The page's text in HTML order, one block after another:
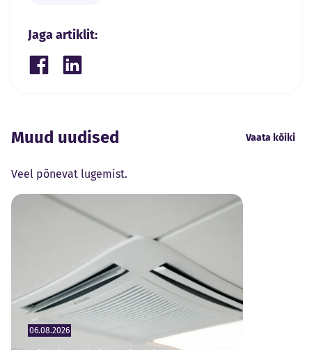
Jaga artiklit:
Share on Facebook
Share on LinkedIn
Muud uudised Vaata kõiki
Veel põnevat lugemist.
06.08.2026